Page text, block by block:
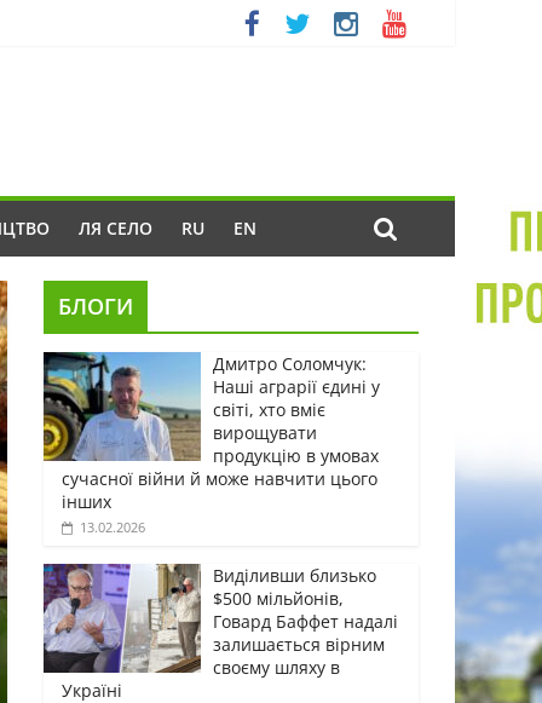
ЛЯ СЕЛО RU EN
БЛОГИ
Дмитро Соломчук:
Наші аграрії єдині у
світі, хто вміє
вирощувати
продукцію в умовах
сучасної війни й може навчити цього
інших
13.02.2026
Виділивши близько
$500 мільйонів,
Говард Баффет надалі
залишається вірним
своєму шляху в
Україні